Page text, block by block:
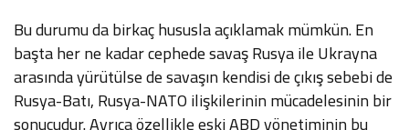
Bu durumu da birkaç hususla açıklamak mümkün. En
başta her ne kadar cephede savaş Rusya ile Ukrayna
arasında yürütülse de savaşın kendisi de çıkış sebebi de
Rusya-Batı, Rusya-NATO ilişkilerinin mücadelesinin bir